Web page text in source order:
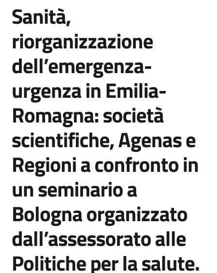
Agenzia
di
informazione
e
comunicazione
Seguici
su
Salta al contenuto
Sanità,
riorganizzazione
dell’emergenza-
urgenza in Emilia-
Romagna: società
scientifiche, Agenas e
Regioni a confronto in
un seminario a
Bologna organizzato
dall’assessorato alle
Politiche per la salute.